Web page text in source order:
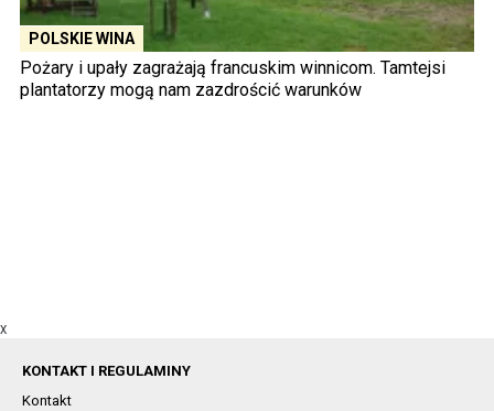
POLSKIE WINA
Pożary i upały zagrażają francuskim winnicom. Tamtejsi
plantatorzy mogą nam zazdrościć warunków
X
KONTAKT I REGULAMINY
Kontakt